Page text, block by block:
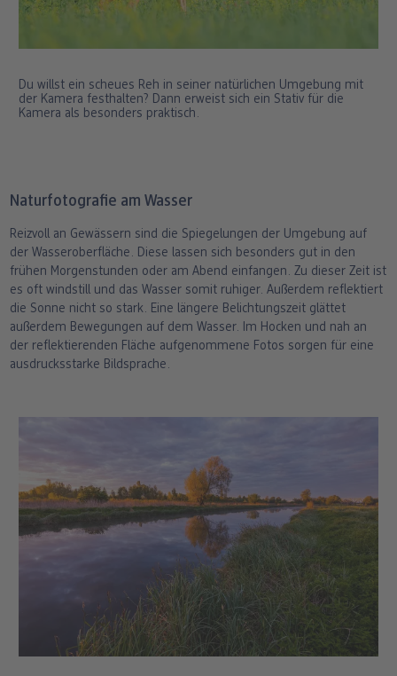
Du willst ein scheues Reh in seiner natürlichen Umgebung mit
der Kamera festhalten? Dann erweist sich ein Stativ für die
Kamera als besonders praktisch.
Naturfotografie am Wasser
Reizvoll an Gewässern sind die Spiegelungen der Umgebung auf
der Wasseroberfläche. Diese lassen sich besonders gut in den
frühen Morgenstunden oder am Abend einfangen. Zu dieser Zeit ist
es oft windstill und das Wasser somit ruhiger. Außerdem reflektiert
die Sonne nicht so stark. Eine längere Belichtungszeit glättet
außerdem Bewegungen auf dem Wasser. Im Hocken und nah an
der reflektierenden Fläche aufgenommene Fotos sorgen für eine
ausdrucksstarke Bildsprache.